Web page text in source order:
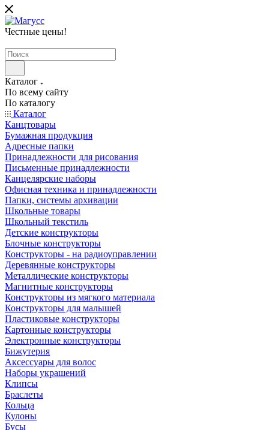
Честные цены!
Каталог
По всему сайту
По каталогу
Каталог
Канцтовары
Бумажная продукция
Адресные папки
Принадлежности для рисования
Письменные принадлежности
Канцелярские наборы
Офисная техника и принадлежности
Папки, системы архивации
Школьные товары
Школьный текстиль
Детские конструкторы
Блочные конструкторы
Конструкторы - на радиоуправлении
Деревянные конструкторы
Металлические конструкторы
Магнитные конструкторы
Конструкторы из мягкого материала
Конструкторы для малышей
Пластиковые конструкторы
Картонные конструкторы
Электронные конструкторы
Бижутерия
Аксессуары для волос
Наборы украшений
Клипсы
Браслеты
Кольца
Кулоны
Бусы